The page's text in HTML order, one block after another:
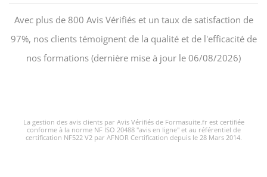
Avec plus de 800 Avis Vérifiés et un taux de satisfaction de
97%, nos clients témoignent de la qualité et de l'efficacité de
nos formations (dernière mise à jour le 06/08/2026)
La gestion des avis clients par Avis Vérifiés de Formasuite.fr est certifiée
conforme à la norme NF ISO 20488 "avis en ligne" et au référentiel de
certification NF522 V2 par AFNOR Certification depuis le 28 Mars 2014.